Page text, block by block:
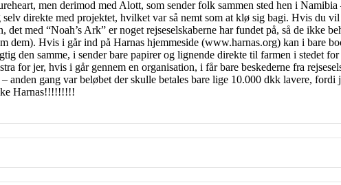
men derimod med Alott, som sender folk sammen sted hen i
selv direkte med projektet, hvilket var så nemt som at klø sig bagi. Hvis du
det med “Noah’s Ark” er noget rejseselskaberne har fundet på, så de ikke
dem). Hvis i går ind på Harnas hjemmeside (www.harnas.org) kan i bare
den samme, i sender bare papirer og lignende direkte til farmen i stedet
for jer, hvis i går gennem en organisation, i får bare beskederne fra
– anden gang var beløbet der skulle betales bare lige 10.000 dkk lavere,
Harnas!!!!!!!!!